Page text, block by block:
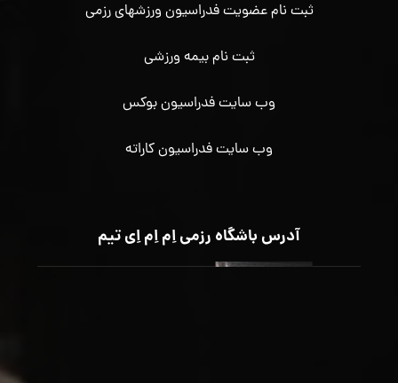
ثبت نام عضویت فدراسیون ورزشهای رزمی
ثبت نام بیمه ورزشی
وب سایت فدراسیون بوکس
وب سایت فدراسیون کاراته
آدرس باشگاه رزمی اِم اِم اِی تیم